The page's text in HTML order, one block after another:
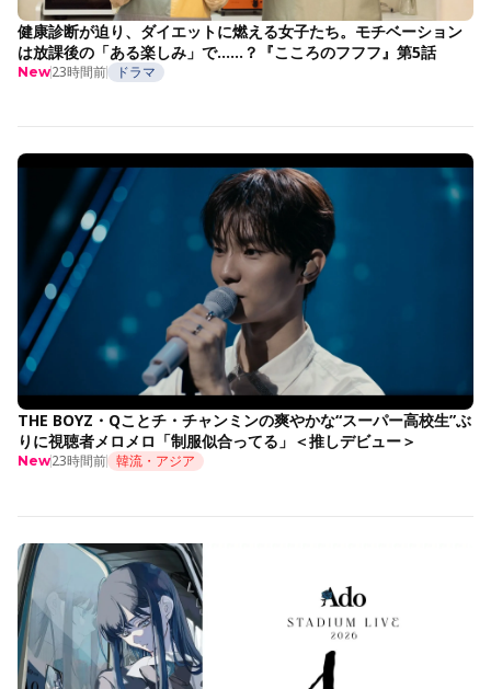
健康診断が迫り、ダイエットに燃える女子たち。モチベーション
は放課後の「ある楽しみ」で……？『こころのフフフ』第5話
New23時間前 ドラマ
THE BOYZ・Qことチ・チャンミンの爽やかな“スーパー高校生”ぶ
りに視聴者メロメロ「制服似合ってる」＜推しデビュー＞
New23時間前 韓流・アジア